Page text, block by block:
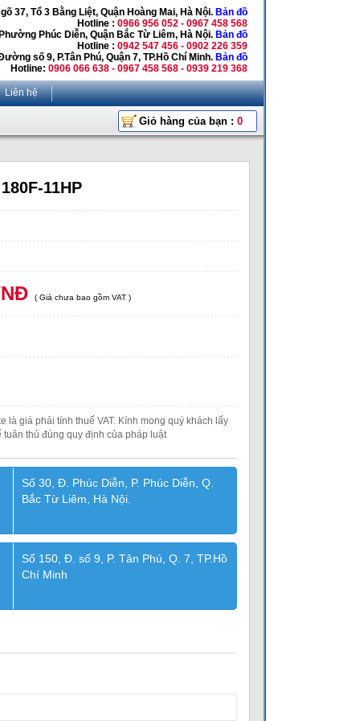
37, Tổ 3 Bằng Liệt, Quận Hoàng Mai, Hà Nội. Bản đồ
Hotline : 0966 956 052 - 0967 458 568
Phúc Diễn, Quận Bắc Từ Liêm, Hà Nội. Bản đồ
Hotline : 0942 547 456 - 0902 226 359
số 9, P.Tân Phú, Quận 7, TP.Hồ Chí Minh. Bản đồ
Hotline: 0906 066 638 - 0967 458 568 - 0939 219 368
Liên hệ
Giỏ hàng của bạn : 0
11HP
( Giá chưa bao gồm VAT )
là giá phải tính thuế VAT. Kính mong quý khách lấy
thủ đúng quy định của pháp luật
Số 30, Đ. Phúc Diễn, P. Phúc Diễn, Q.
Bắc Từ Liêm, Hà Nội.
Số 150, Đ. số 9, P. Tân Phú, Q. 7, TP.Hồ
Chí Minh